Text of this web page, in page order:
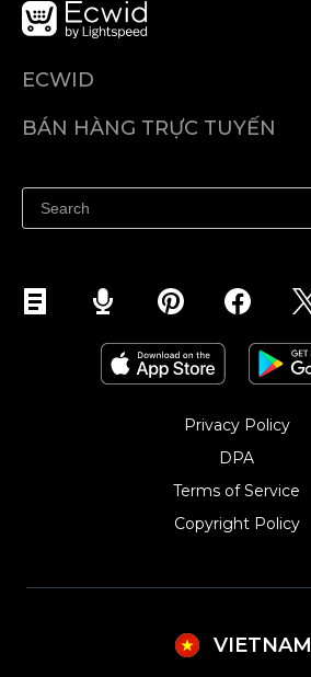
ECWID
Trung tâm trợ giúp
BÁN HÀNG TRỰC TUYẾN
Quảng bá ở bất cứ đâu
Kiểm soát mọi thứ
Privacy Policy
DPA
Terms of Service
Copyright Policy‎
VIETNAM